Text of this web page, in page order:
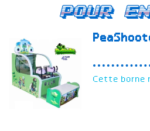
Pour
Cette borne